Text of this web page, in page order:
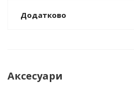
Додатково
Аксесуари